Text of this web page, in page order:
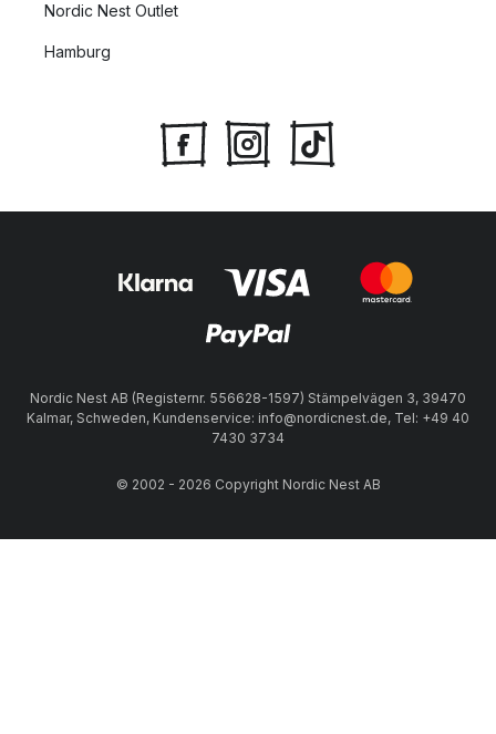
Nordic Nest Outlet
Hamburg
Nordic Nest AB (Registernr. 556628-1597) Stämpelvägen 3, 39470
Kalmar, Schweden, Kundenservice: info@nordicnest.de, Tel: +49 40
7430 3734
© 2002 - 2026 Copyright Nordic Nest AB